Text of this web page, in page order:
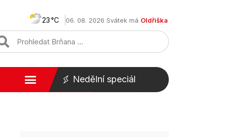
23 06. 08. 2026 Svátek má Oldřiška
Nedělní speciál